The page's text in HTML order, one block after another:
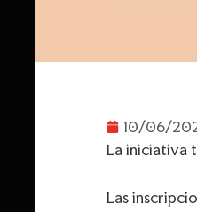
10/06/
La iniciativa
Las